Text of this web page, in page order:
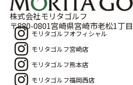
株式会社モリタゴルフ
〒880-0801宮崎県宮崎市老松1丁
モリタゴルフオフィシャル
モリタゴルフ宮崎店
モリタゴルフ熊本店
モリタゴルフ福岡西店